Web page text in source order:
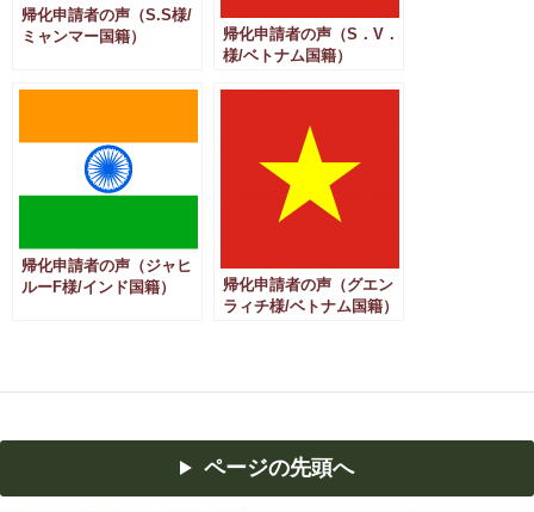
帰化申請者の声（S.S様/
ミャンマー国籍）
帰化申請者の声（S．V．
様/ベトナム国籍）
帰化申請者の声（ジャヒ
ルーF様/インド国籍）
帰化申請者の声（グエン
ラィチ様/ベトナム国籍）
ページの先頭へ